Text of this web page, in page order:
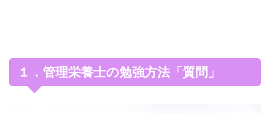
１．管理栄養士の勉強方法「質問」